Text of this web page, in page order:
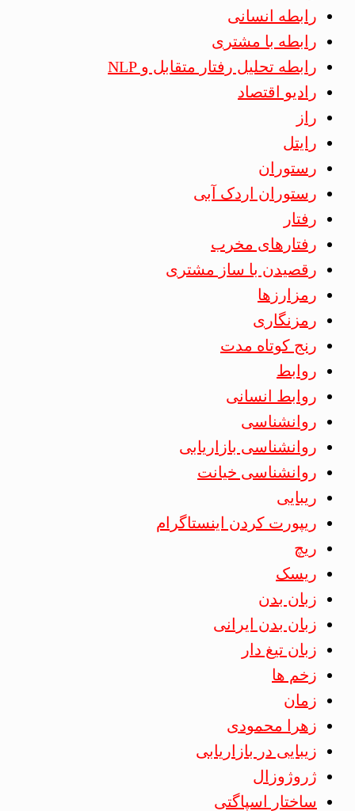
رابطه انسانی
رابطه با مشتری
رابطه تحلیل رفتار متقابل و NLP
رادیو اقتصاد
راز
رایتل
رستوران
رستوران اردک آبی
رفتار
رفتارهای مخرب
رقصیدن با ساز مشتری
رمزارزها
رمزنگاری
رنج کوتاه مدت
روابط
روابط انسانی
روانشناسی
روانشناسی بازاریابی
روانشناسی خیانت
ریبایی
ریپورت کردن اینستاگرام
ریچ
ریسک
زبان بدن
زبان بدن ایرانی
زبان تیغ دار
زخم ها
زمان
زهرا محمودی
زیبایی در بازاریابی
ژروژوزال
ساختار اسپاگتی